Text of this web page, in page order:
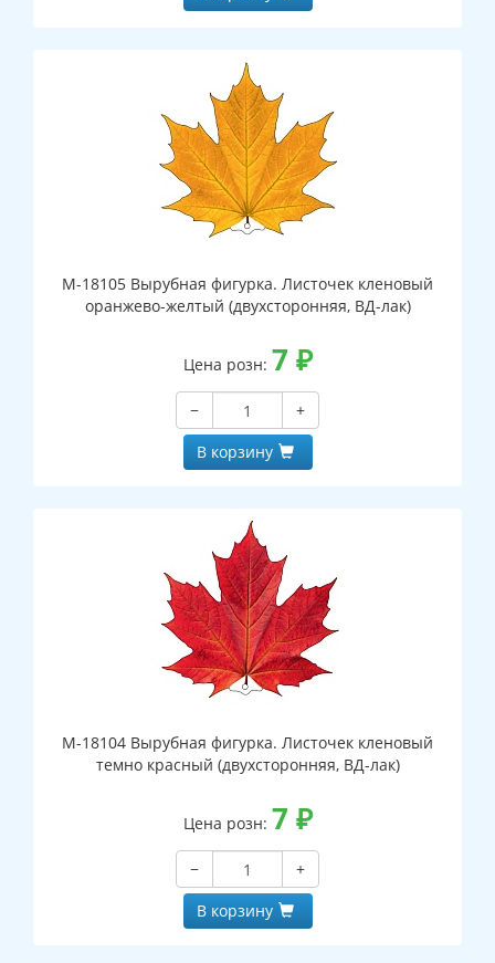
М-18105 Вырубная фигурка. Листочек кленовый
оранжево-желтый (двухсторонняя, ВД-лак)
Цена розн: 7 ₽
−
+
В корзину
М-18104 Вырубная фигурка. Листочек кленовый
темно красный (двухсторонняя, ВД-лак)
Цена розн: 7 ₽
−
+
В корзину